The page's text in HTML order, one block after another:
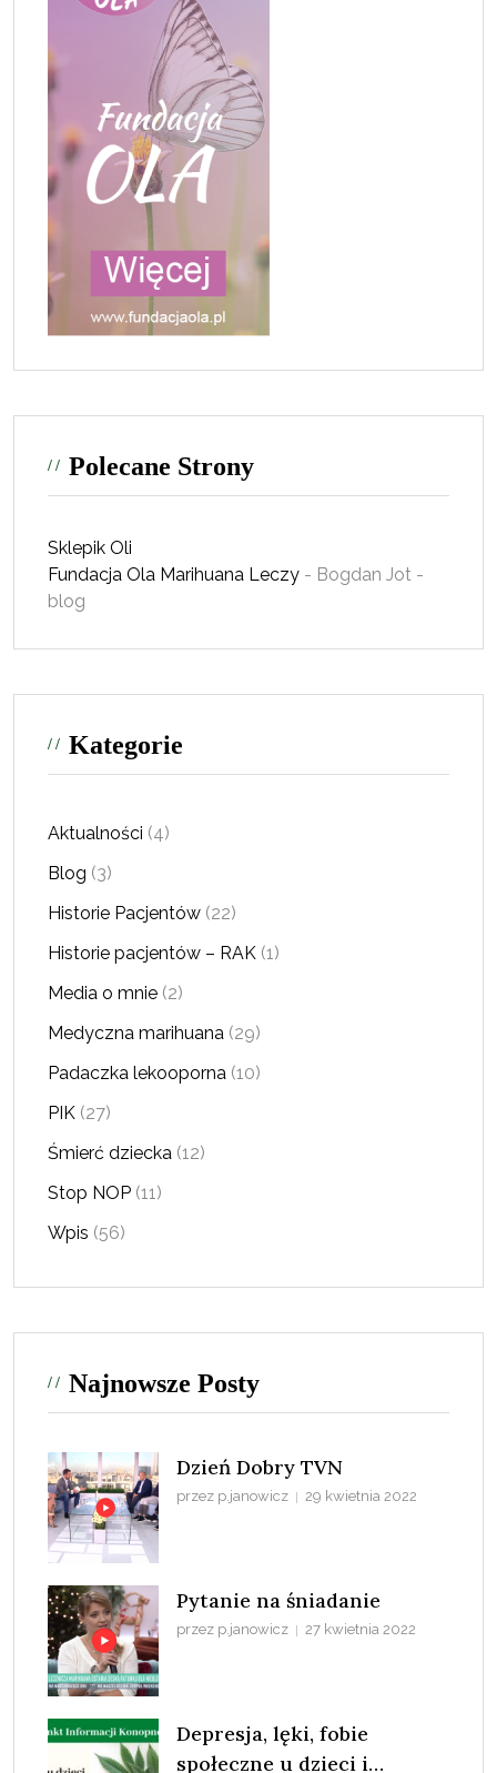
Polecane Strony
Sklepik Oli
Fundacja Ola Marihuana Leczy - Bogdan Jot -
blog
Kategorie
Aktualności (4)
Blog (3)
Historie Pacjentów (22)
Historie pacjentów – RAK (1)
Media o mnie (2)
Medyczna marihuana (29)
Padaczka lekooporna (10)
PIK (27)
Śmierć dziecka (12)
Stop NOP (11)
Wpis (56)
Najnowsze Posty
Dzień Dobry TVN
przez p.janowicz 29 kwietnia 2022
Pytanie na śniadanie
przez p.janowicz 27 kwietnia 2022
Depresja, lęki, fobie
społeczne u dzieci i